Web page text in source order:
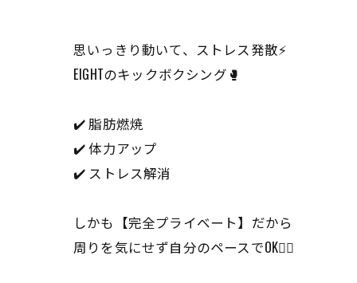
思いっきり動いて、ストレス発散⚡️
EIGHTのキックボクシング🥊
✔️ 脂肪燃焼
✔️ 体力アップ
✔️ ストレス解消
しかも【完全プライベート】だから
周りを気にせず自分のペースでOK🙆‍♀️